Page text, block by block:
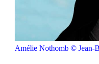
Amélie Nothomb © Jean-